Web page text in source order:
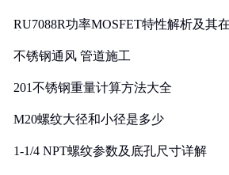
RU7088R功率MOSFET特性解析及其
不锈钢通风 管道施工
201不锈钢重量计算方法大全
M20螺纹大径和小径是多少
1-1/4 NPT螺纹参数及底孔尺寸详解